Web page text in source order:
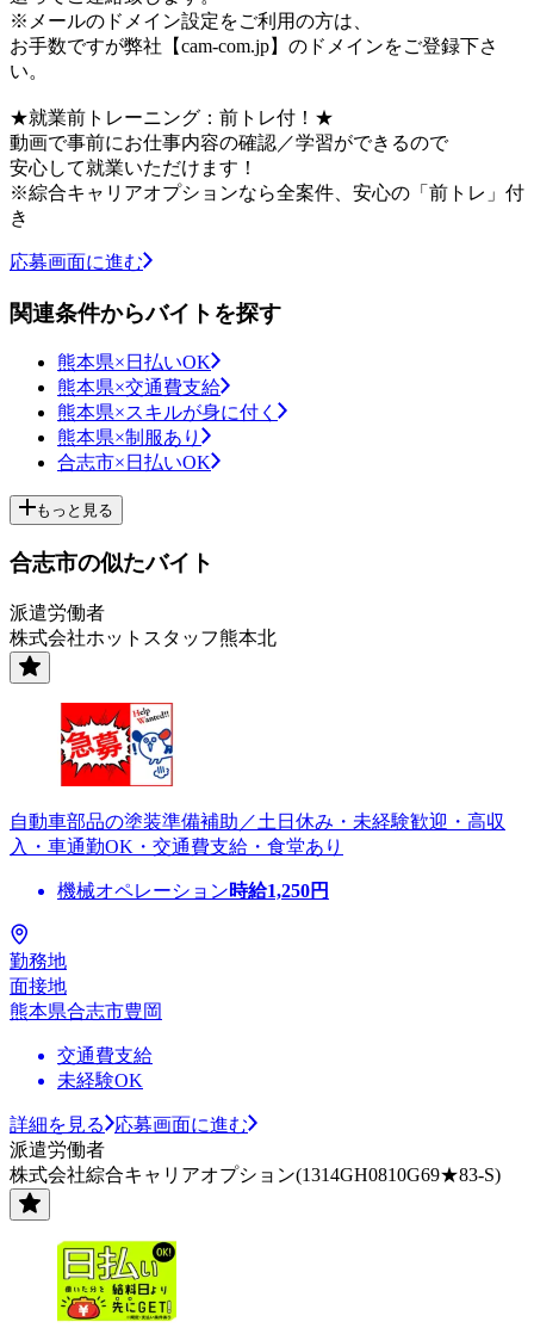
※メールのドメイン設定をご利用の方は、
お手数ですが弊社【cam-com.jp】のドメインをご登録下さ
い。
★就業前トレーニング：前トレ付！★
動画で事前にお仕事内容の確認／学習ができるので
安心して就業いただけます！
※綜合キャリアオプションなら全案件、安心の「前トレ」付
き
応募画面に進む
関連条件からバイトを探す
熊本県×日払いOK
熊本県×交通費支給
熊本県×スキルが身に付く
熊本県×制服あり
合志市×日払いOK
もっと見る
合志市の似たバイト
派遣労働者
株式会社ホットスタッフ熊本北
自動車部品の塗装準備補助／土日休み・未経験歓迎・高収
入・車通勤OK・交通費支給・食堂あり
機械オペレーション時給1,250円
勤務地
面接地
熊本県合志市豊岡
交通費支給
未経験OK
詳細を見る
応募画面に進む
派遣労働者
株式会社綜合キャリアオプション(1314GH0810G69★83-S)